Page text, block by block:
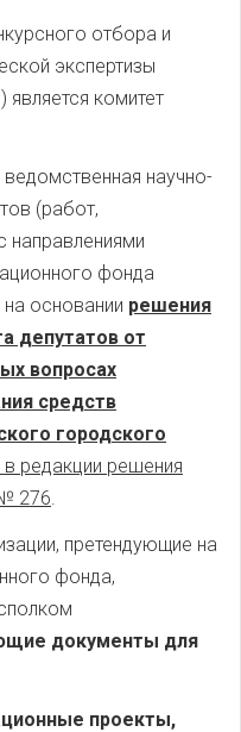
отбора и
экспертизы
является комитет
научно-
(работ,
направлениями
фонда
основании решения
депутатов от
вопросах
средств
городского
в редакции решения
276.
претендующие на
фонда,
документы для
проекты,